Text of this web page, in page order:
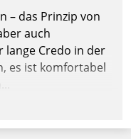
– das Prinzip von
auch
lange Credo in der
es ist komfortabel